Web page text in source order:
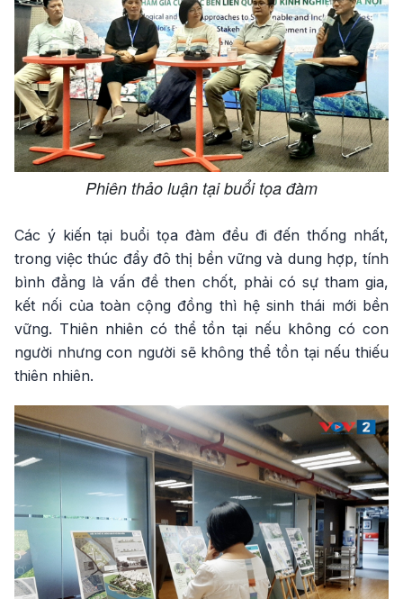
Phiên thảo luận tại buổi tọa đàm
Các ý kiến tại buổi tọa đàm đều đi đến thống nhất,
trong việc thúc đẩy đô thị bền vững và dung hợp, tính
bình đẳng là vấn đề then chốt, phải có sự tham gia,
kết nối của toàn cộng đồng thì hệ sinh thái mới bền
vững. Thiên nhiên có thể tồn tại nếu không có con
người nhưng con người sẽ không thể tồn tại nếu thiếu
thiên nhiên.